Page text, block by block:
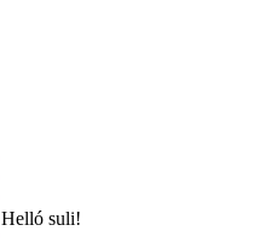
Helló suli!